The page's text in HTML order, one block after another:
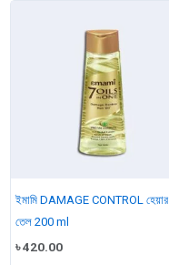
ইমামি DAMAGE CONTROL হেয়ার
তেল 200 ml
৳420.00